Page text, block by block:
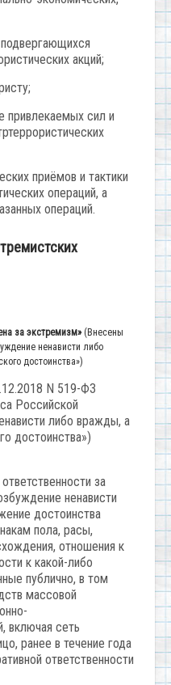
акций;
привлекаемых сил и
приёмов и тактики
операций, а
операций.
за экстремизм» (Внесены
ненависти либо
достоинства»)
N 519-ФЗ
Российской
либо вражды, а
достоинства»)
за
ненависти
достоинства
пола, расы,
отношения к
к какой-либо
публично, в том
массовой
включая сеть
ранее в течение года
ответственности